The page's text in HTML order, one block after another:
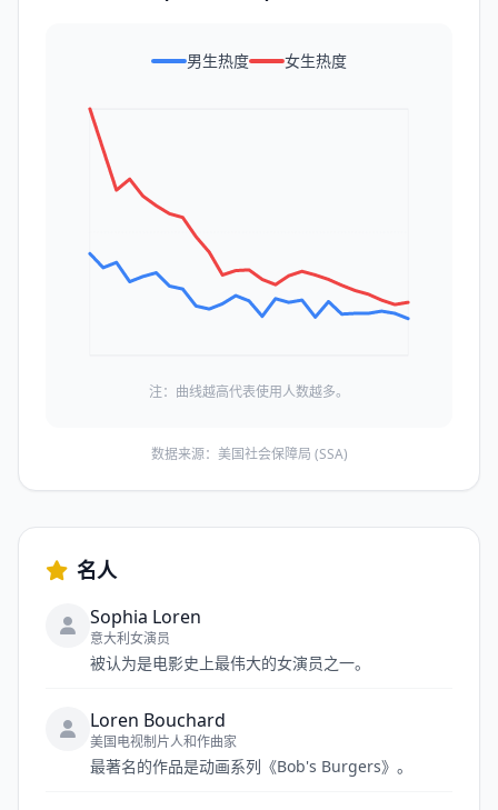
男生热度 女生热度
注：曲线越高代表使用人数越多。
数据来源：美国社会保障局 (SSA)
名人
Sophia Loren
意大利女演员
被认为是电影史上最伟大的女演员之一。
Loren Bouchard
美国电视制片人和作曲家
最著名的作品是动画系列《Bob's Burgers》。